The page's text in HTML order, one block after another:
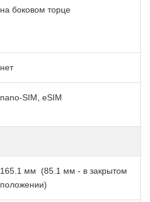
на боковом торце
нет
nano-SIM, eSIM
165.1 мм (85.1 мм - в закрытом
положении)